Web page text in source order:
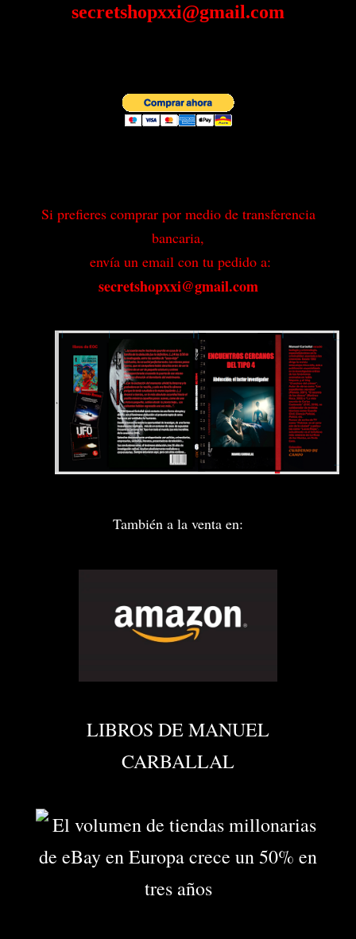
secretshopxxi@gmail.com
Si prefieres comprar por medio de transferencia
bancaria,
envía un email con tu pedido a:
secretshopxxi@gmail.com
También a la venta en:
LIBROS DE MANUEL
CARBALLAL